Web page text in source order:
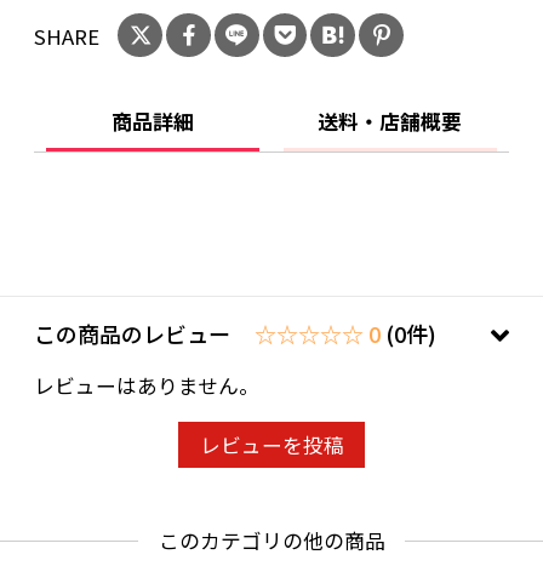
SHARE
商品詳細 送料・店舗概要
この商品のレビュー ☆☆☆☆☆ 0 (0件)
レビューはありません。
レビューを投稿
このカテゴリの他の商品